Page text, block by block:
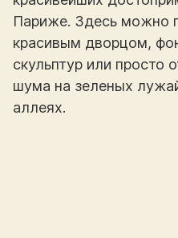
Париже. Здесь можно
красивым дворцом,
скульптур или просто
шума на зеленых
аллеях.